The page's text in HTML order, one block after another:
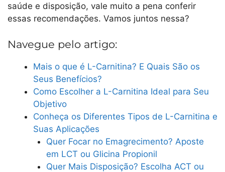
saúde e disposição, vale muito a pena conferir
essas recomendações. Vamos juntos nessa?
Navegue pelo artigo:
Mais o que é L-Carnitina? E Quais São os
Seus Benefícios?
Como Escolher a L-Carnitina Ideal para Seu
Objetivo
Conheça os Diferentes Tipos de L-Carnitina e
Suas Aplicações
Quer Focar no Emagrecimento? Aposte
em LCT ou Glicina Propionil
Quer Mais Disposição? Escolha ACT ou